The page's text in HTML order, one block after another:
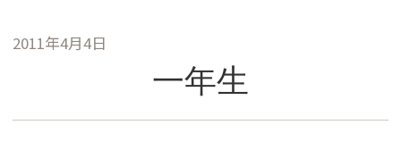
2011年4月4日
一年生